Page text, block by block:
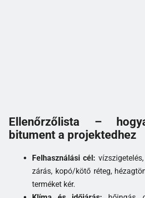
Ellenőrzőlista –
bitument a projektedhez
Felhasználási cél:
zárás, kopó/kötő réteg,
terméket kér.